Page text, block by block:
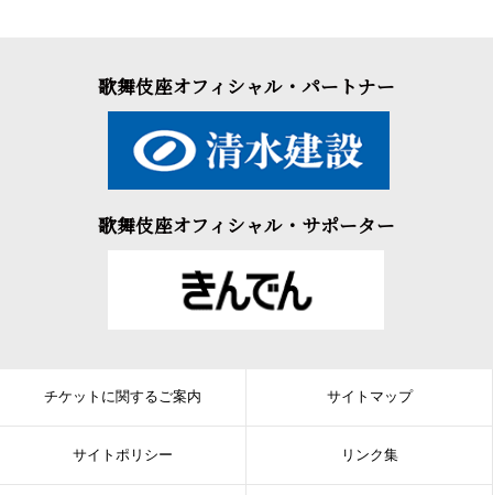
◆老夫婦の情愛があふれる舞踊
かせています。風呂上がりの爺は夕涼みをしながら酒を飲んでい
ました。婆も風呂から上がって出てくると二人は酒を酌み交わし
ます。酒が進むうちに、遠くから聞こえてくるのは盆踊りの声。
昔を思い出した二人は仲良く踊り始めます。
老夫婦の仲睦まじい姿を描いた舞踊をお楽しみください。
歌舞伎座オフィシャル・パートナー
歌舞伎座オフィシャル・サポーター
チケットに関するご案内 サイトマップ
サイトポリシー リンク集